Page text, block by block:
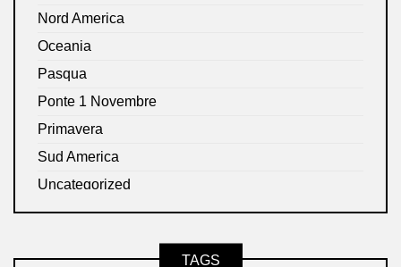
Nord America
Oceania
Pasqua
Ponte 1 Novembre
Primavera
Sud America
Uncategorized
TAGS